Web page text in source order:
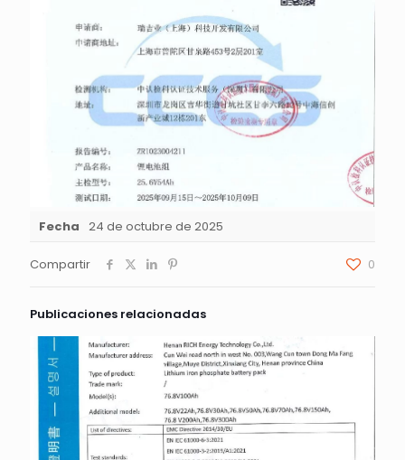
Fecha 24 de octubre de 2025
Compartir 0
Publicaciones relacionadas